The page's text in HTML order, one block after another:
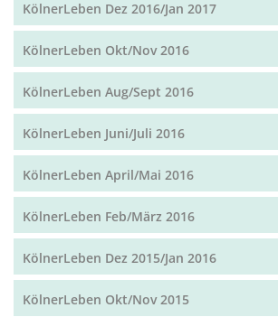
KölnerLeben Dez 2016/Jan 2017
KölnerLeben Okt/Nov 2016
KölnerLeben Aug/Sept 2016
KölnerLeben Juni/Juli 2016
KölnerLeben April/Mai 2016
KölnerLeben Feb/März 2016
KölnerLeben Dez 2015/Jan 2016
KölnerLeben Okt/Nov 2015